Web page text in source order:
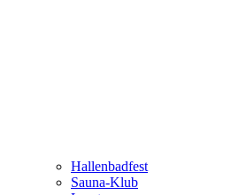
Hallenbadfest
Sauna-Klub